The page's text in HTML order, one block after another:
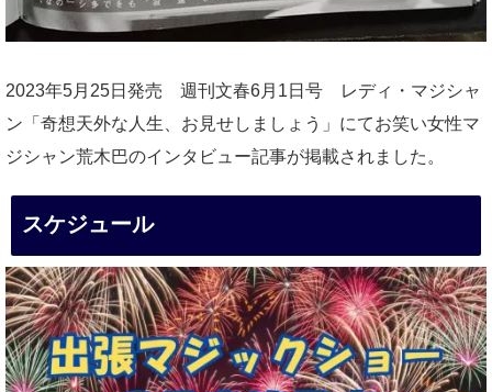
2023年5月25日発売 週刊文春6月1日号 レディ・マジシャ
ン「奇想天外な人生、お見せしましょう」にてお笑い女性マ
ジシャン荒木巴のインタビュー記事が掲載されました。
スケジュール